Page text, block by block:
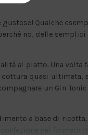
Qualche
no, delle semplici
al piatto. Una volta
quasi ultimata,
un Gin
a base di